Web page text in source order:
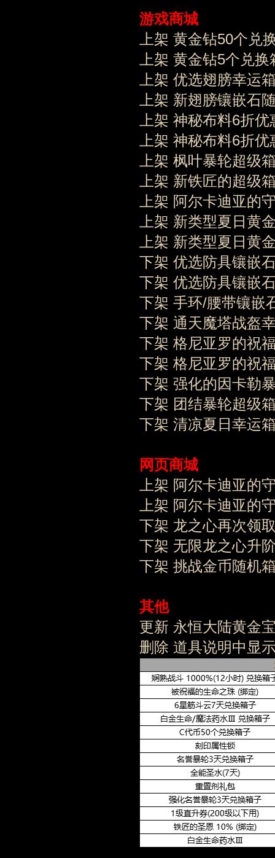
游戏商城
上架 黄金钻50个兑
上架 黄金钻5个兑换
上架 优选翅膀幸运
上架 新翅膀镶嵌石
上架 神秘布料6折
上架 神秘布料6折
上架 枫叶暴轮超级
上架 新铁匠的超级
上架 阿尔卡迪亚的
上架 新类型夏日黄
上架 新类型夏日黄
下架 优选防具镶嵌
下架 优选防具镶嵌
下架 手环/腰带镶嵌
下架 通天魔塔战盔
下架 格尼亚罗的祝
下架 格尼亚罗的祝
下架 强化的因卡勒
下架 团结暴轮超级
下架 清凉夏日幸运
网页商城
上架 阿尔卡迪亚的
上架 阿尔卡迪亚的
下架 龙之心再次
下架 无限龙之心
下架 挑战金币
其他
更新 永恒大陆黄金
删除 道具说明中显